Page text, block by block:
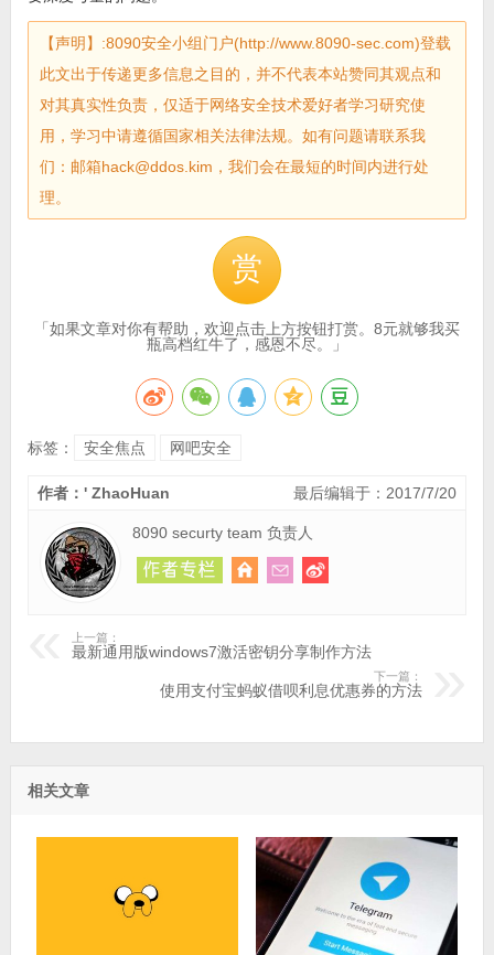
【声明】:8090安全小组门户(http://www.8090-sec.com)登载
此文出于传递更多信息之目的，并不代表本站赞同其观点和
对其真实性负责，仅适于网络安全技术爱好者学习研究使
用，学习中请遵循国家相关法律法规。如有问题请联系我
们：邮箱hack@ddos.kim，我们会在最短的时间内进行处
理。
赏
「如果文章对你有帮助，欢迎点击上方按钮打赏。8元就够我买
瓶高档红牛了，感恩不尽。」
标签： 安全焦点 网吧安全
最后编辑于：2017/7/20
作者：' ZhaoHuan
8090 securty team 负责人
上一篇：
最新通用版windows7激活密钥分享制作方法
下一篇：
使用支付宝蚂蚁借呗利息优惠券的方法
相关文章